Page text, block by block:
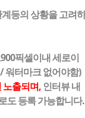
등의 상황을 고려하
픽셀이내 세로이
워터마크 없어야함)
노출되며, 인터뷰 내
도 등록 가능합니다.